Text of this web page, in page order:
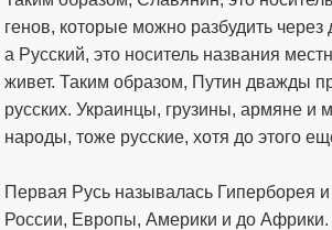
генов, которые можно разбудить через
а Русский, это носитель названия
живет. Таким образом, Путин дважды
русских. Украинцы, грузины, армяне и
народы, тоже русские, хотя до этого
Первая Русь называлась Гиперборея и
России, Европы, Америки и до Африки.